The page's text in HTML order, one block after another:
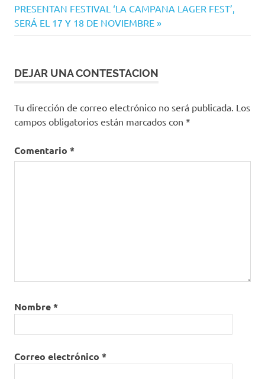
de
entradas
Siguiente
entrada:
PRESENTAN FESTIVAL ‘LA CAMPANA LAGER FEST’,
SERÁ EL 17 Y 18 DE NOVIEMBRE
DEJAR UNA CONTESTACION
Tu dirección de correo electrónico no será publicada. Los
campos obligatorios están marcados con *
Comentario *
Nombre*
Correo electrónico *